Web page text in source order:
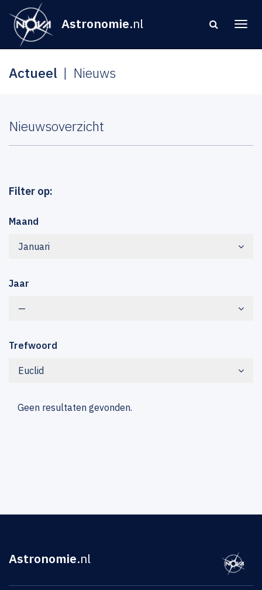
Astronomie.nl
Actueel Nieuws
Nieuwsoverzicht
Filter op:
Maand
Januari
Jaar
—
Trefwoord
Euclid
Geen resultaten gevonden.
Astronomie.nl